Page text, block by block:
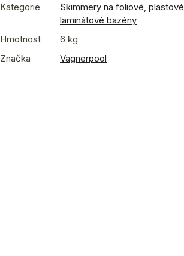
Kategorie
Skimmery na foliové, plastové,
laminátové bazény
Hmotnost
6 kg
Značka
Vagnerpool